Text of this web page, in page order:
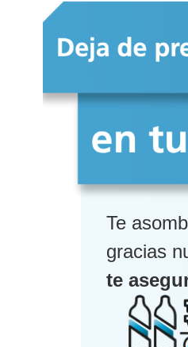
Te
gracias
te